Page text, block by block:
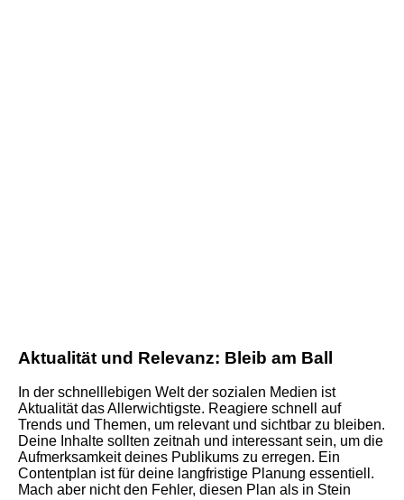
Aktualität und Relevanz: Bleib am Ball
In der schnelllebigen Welt der sozialen Medien ist
Aktualität das Allerwichtigste. Reagiere schnell auf
Trends und Themen, um relevant und sichtbar zu bleiben.
Deine Inhalte sollten zeitnah und interessant sein, um die
Aufmerksamkeit deines Publikums zu erregen. Ein
Contentplan ist für deine langfristige Planung essentiell.
Mach aber nicht den Fehler, diesen Plan als in Stein